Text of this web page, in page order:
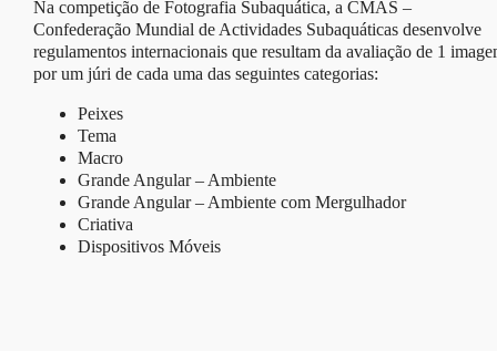
Na competição de Fotografia Subaquática, a CMAS –
Confederação Mundial de Actividades Subaquáticas desenvolve
regulamentos internacionais que resultam da avaliação de 1
por um júri de cada uma das seguintes categorias:
Peixes
Tema
Macro
Grande Angular – Ambiente
Grande Angular – Ambiente com Mergulhador
Criativa
Dispositivos Móveis